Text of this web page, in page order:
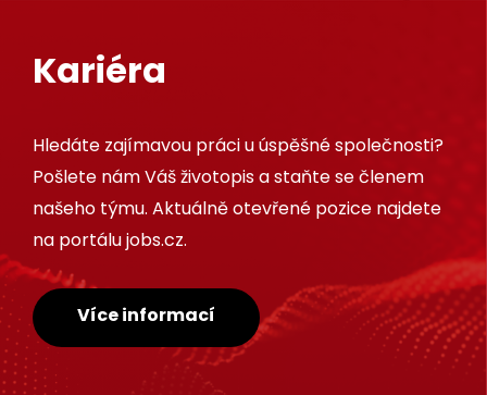
Kariéra
Hledáte zajímavou práci u úspěšné společnosti?
Pošlete nám Váš životopis a staňte se členem
našeho týmu. Aktuálně otevřené pozice najdete
na portálu jobs.cz.
Více informací